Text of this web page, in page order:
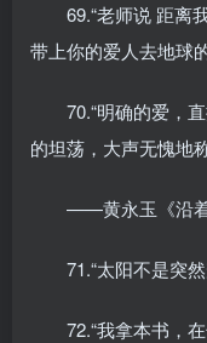
69.“老师说 距离
带上你的爱人去地球
70.“明确的爱，
的坦荡，大声无愧地
——黄永玉《沿着
71.“太阳不是突
72.“我拿本书，